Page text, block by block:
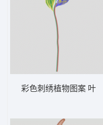
彩色刺绣植物图案 叶